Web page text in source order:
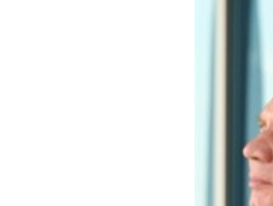
УКРАИНСКАЯ ПРОБЛЕМА КРЫМА